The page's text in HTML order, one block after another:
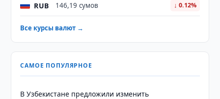
RUB 146,19 сумов ↓ 0.12%
Все курсы валют →
САМОЕ ПОПУЛЯРНОЕ
В Узбекистане предложили изменить